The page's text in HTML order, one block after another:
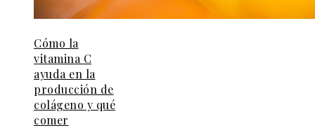
Cómo la
vitamina C
ayuda en la
producción de
colágeno y qué
comer